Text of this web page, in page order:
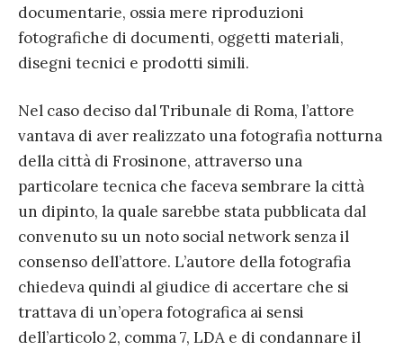
documentarie, ossia mere riproduzioni
fotografiche di documenti, oggetti materiali,
disegni tecnici e prodotti simili.
Nel caso deciso dal Tribunale di Roma, l’attore
vantava di aver realizzato una fotografia notturna
della città di Frosinone, attraverso una
particolare tecnica che faceva sembrare la città
un dipinto, la quale sarebbe stata pubblicata dal
convenuto su un noto social network senza il
consenso dell’attore. L’autore della fotografia
chiedeva quindi al giudice di accertare che si
trattava di un’opera fotografica ai sensi
dell’articolo 2, comma 7, LDA e di condannare il